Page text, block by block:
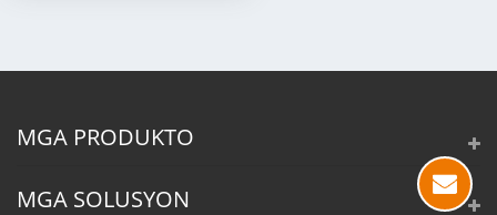
MGA PRODUKTO
MGA SOLUSYON